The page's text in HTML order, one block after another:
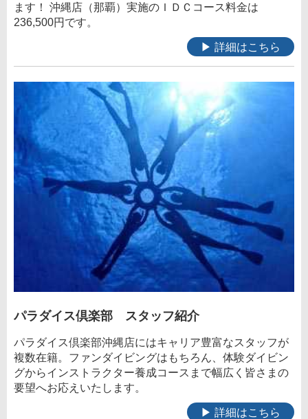
ます！ 沖縄店（那覇）実施のＩＤＣコース料金は
236,500円です。
▶ 詳細はこちら
パラダイス倶楽部 スタッフ紹介
パラダイス倶楽部沖縄店にはキャリア豊富なスタッフが
複数在籍。ファンダイビングはもちろん、体験ダイビン
グからインストラクター養成コースまで幅広く皆さまの
要望へお応えいたします。
▶ 詳細はこちら